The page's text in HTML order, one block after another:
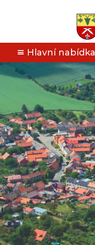
Hlavní nabídka